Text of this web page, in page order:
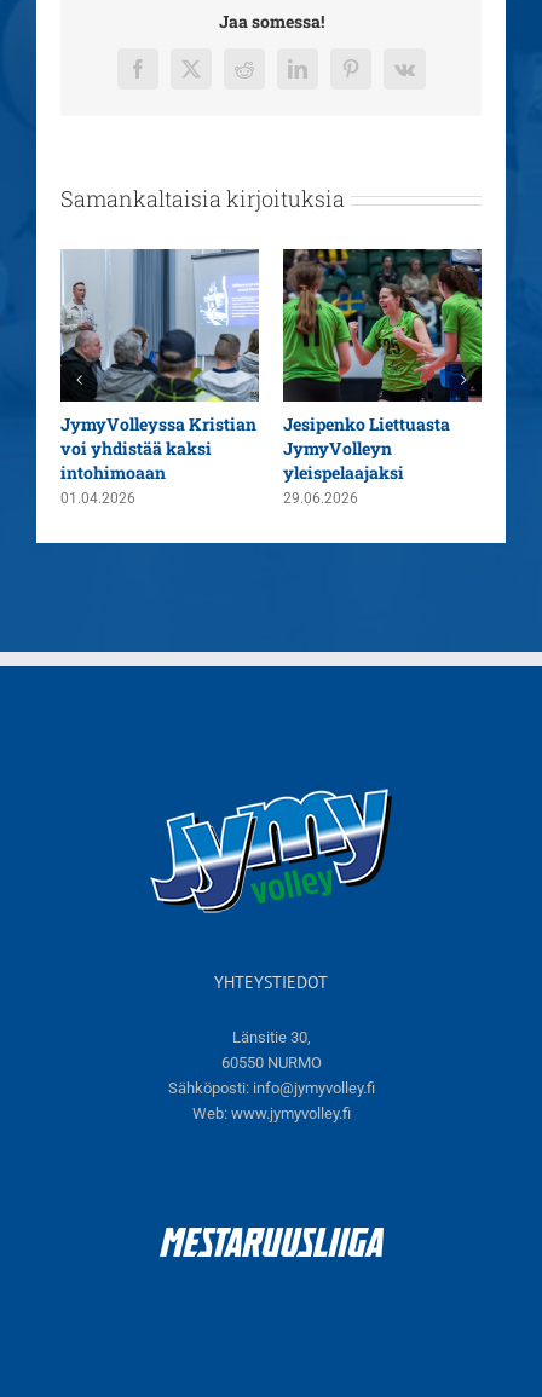
Jaa somessa!
Facebook
X RedditLinkedInPinterest
Vk
Samankaltaisia kirjoituksia
JymyVolleyssa Kristian
voi yhdistää kaksi
intohimoaan
01.04.2026
Jesipenko Liettuasta
JymyVolleyn
yleispelaajaksi
29.06.2026
YHTEYSTIEDOT
Länsitie 30,
60550 NURMO
Sähköposti: info@jymyvolley.fi
Web: www.jymyvolley.fi